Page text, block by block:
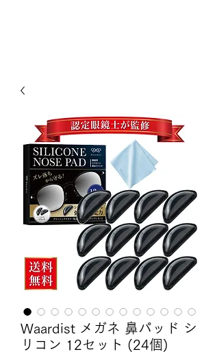
Waardist メガネ 鼻パッド シ
リコン 12セット (24個)